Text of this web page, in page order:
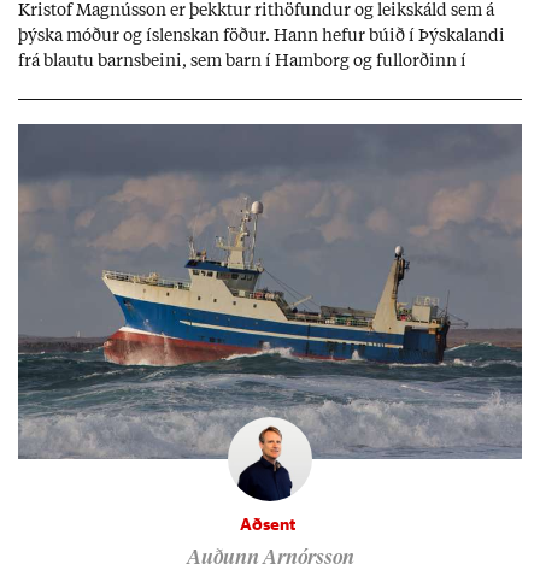
Kri­stof Magnús­son er þekkt­ur rit­höf­und­ur og leik­skáld sem á
þýska móð­ur og ís­lensk­an föð­ur. Hann hef­ur bú­ið í Þýskalandi
frá blautu barns­beini, sem barn í Ham­borg og full­orð­inn í
Aðsent
Auðunn Arnórsson